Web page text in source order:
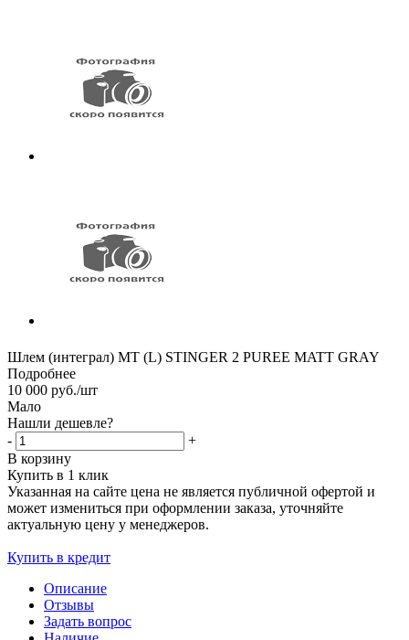
Шлем (интеграл) MT (L) STINGER 2 PUREE MATT GRAY
Подробнее
10 000 руб./шт
Мало
Нашли дешевле?
-
+
В корзину
Купить в 1 клик
Указанная на сайте цена не является публичной офертой и
может измениться при оформлении заказа, уточняйте
актуальную цену у менеджеров.
Купить в кредит
Описание
Отзывы
Задать вопрос